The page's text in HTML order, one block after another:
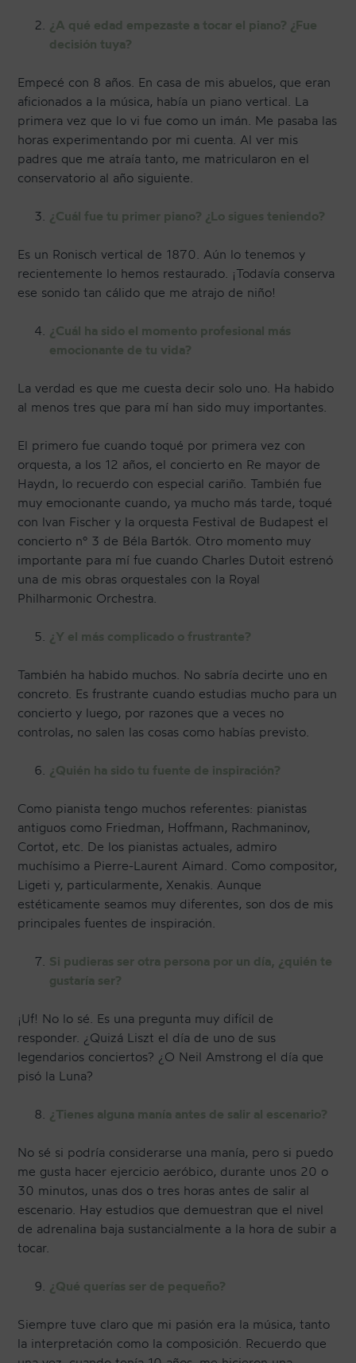
¿A qué edad empezaste a tocar el piano? ¿Fue
decisión tuya?
Empecé con 8 años. En casa de mis abuelos, que eran
aficionados a la música, había un piano vertical. La
primera vez que lo vi fue como un imán. Me pasaba las
horas experimentando por mi cuenta. Al ver mis
padres que me atraía tanto, me matricularon en el
conservatorio al año siguiente.
¿Cuál fue tu primer piano? ¿Lo sigues teniendo?
Es un Ronisch vertical de 1870. Aún lo tenemos y
recientemente lo hemos restaurado. ¡Todavía conserva
ese sonido tan cálido que me atrajo de niño!
¿Cuál ha sido el momento profesional más
emocionante de tu vida?
La verdad es que me cuesta decir solo uno. Ha habido
al menos tres que para mí han sido muy importantes.
El primero fue cuando toqué por primera vez con
orquesta, a los 12 años, el concierto en Re mayor de
Haydn, lo recuerdo con especial cariño. También fue
muy emocionante cuando, ya mucho más tarde, toqué
con lvan Fischer y la orquesta Festival de Budapest el
concierto n° 3 de Béla Bartók. Otro momento muy
importante para mí fue cuando Charles Dutoit estrenó
una de mis obras orquestales con la Royal
Philharmonic Orchestra.
¿Y el más complicado o frustrante?
También ha habido muchos. No sabría decirte uno en
concreto. Es frustrante cuando estudias mucho para un
concierto y luego, por razones que a veces no
controlas, no salen las cosas como habías previsto.
¿Quién ha sido tu fuente de inspiración?
Como pianista tengo muchos referentes: pianistas
antiguos como Friedman, Hoffmann, Rachmaninov,
Cortot, etc. De los pianistas actuales, admiro
muchísimo a Pierre-Laurent Aimard. Como compositor,
Ligeti y, particularmente, Xenakis. Aunque
estéticamente seamos muy diferentes, son dos de mis
principales fuentes de inspiración.
Si pudieras ser otra persona por un día, ¿quién te
gustaría ser?
¡Uf! No lo sé. Es una pregunta muy difícil de
responder. ¿Quizá Liszt el día de uno de sus
legendarios conciertos? ¿O Neil Amstrong el día que
pisó la Luna?
¿Tienes alguna manía antes de salir al escenario?
No sé si podría considerarse una manía, pero si puedo
me gusta hacer ejercicio aeróbico, durante unos 20 o
30 minutos, unas dos o tres horas antes de salir al
escenario. Hay estudios que demuestran que el nivel
de adrenalina baja sustancialmente a la hora de subir a
tocar.
¿Qué querías ser de pequeño?
Siempre tuve claro que mi pasión era la música, tanto
la interpretación como la composición. Recuerdo que